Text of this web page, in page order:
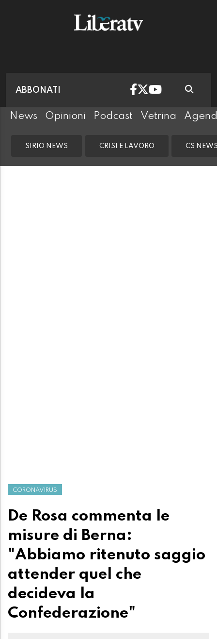
ABBONATI
News Opinioni Podcast Vetrina
SIRIO NEWS CRISI E LAVORO CS
CORONAVIRUS
De Rosa commenta le
misure di Berna:
"Abbiamo ritenuto saggio
attender quel che
decideva la
Confederazione"